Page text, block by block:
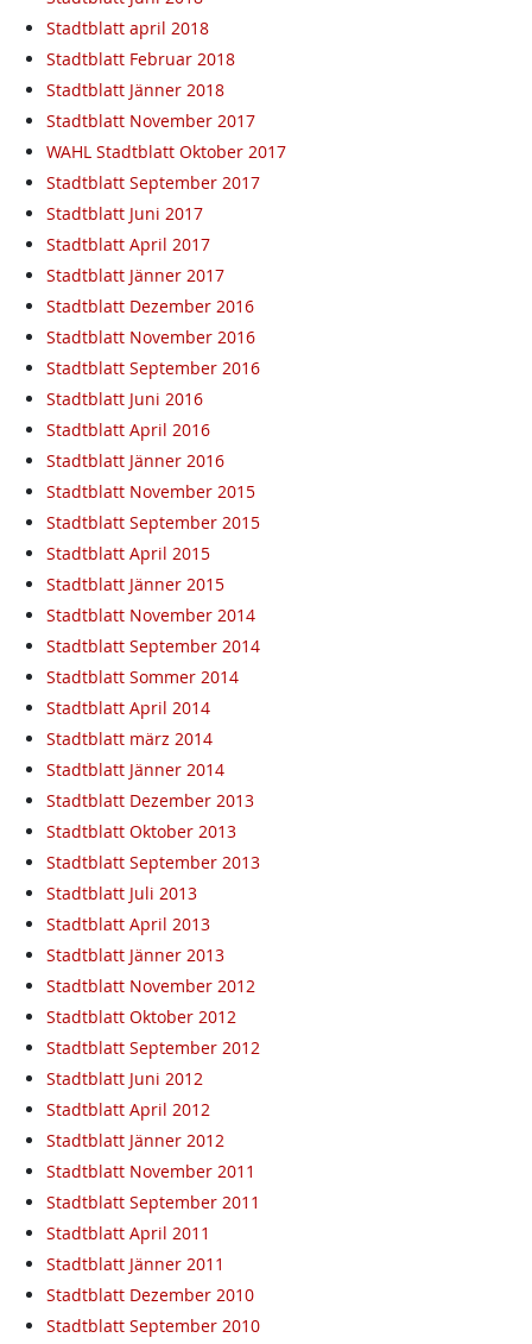
Stadtblatt april 2018
Stadtblatt Februar 2018
Stadtblatt Jänner 2018
Stadtblatt November 2017
WAHL Stadtblatt Oktober 2017
Stadtblatt September 2017
Stadtblatt Juni 2017
Stadtblatt April 2017
Stadtblatt Jänner 2017
Stadtblatt Dezember 2016
Stadtblatt November 2016
Stadtblatt September 2016
Stadtblatt Juni 2016
Stadtblatt April 2016
Stadtblatt Jänner 2016
Stadtblatt November 2015
Stadtblatt September 2015
Stadtblatt April 2015
Stadtblatt Jänner 2015
Stadtblatt November 2014
Stadtblatt September 2014
Stadtblatt Sommer 2014
Stadtblatt April 2014
Stadtblatt märz 2014
Stadtblatt Jänner 2014
Stadtblatt Dezember 2013
Stadtblatt Oktober 2013
Stadtblatt September 2013
Stadtblatt Juli 2013
Stadtblatt April 2013
Stadtblatt Jänner 2013
Stadtblatt November 2012
Stadtblatt Oktober 2012
Stadtblatt September 2012
Stadtblatt Juni 2012
Stadtblatt April 2012
Stadtblatt Jänner 2012
Stadtblatt November 2011
Stadtblatt September 2011
Stadtblatt April 2011
Stadtblatt Jänner 2011
Stadtblatt Dezember 2010
Stadtblatt September 2010